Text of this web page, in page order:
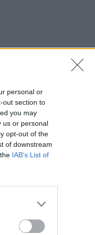
personal or
out section to
you may
us or personal
opt-out of the
of downstream
IAB’s List of